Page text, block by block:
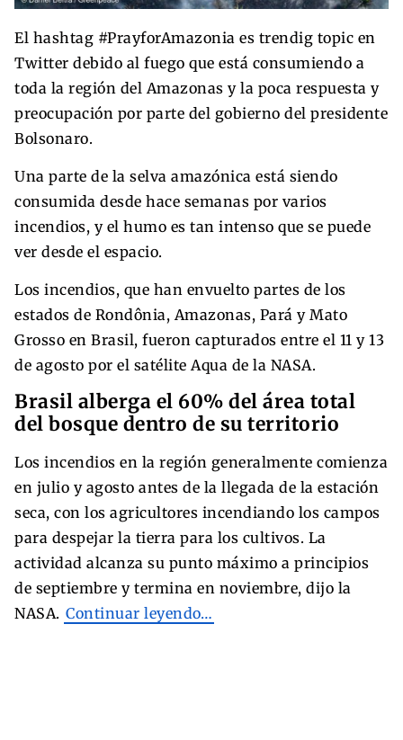
El hashtag #PrayforAmazonia es trendig topic en
Twitter debido al fuego que está consumiendo a
toda la región del Amazonas y la poca respuesta y
preocupación por parte del gobierno del presidente
Bolsonaro.
Una parte de la selva amazónica está siendo
consumida desde hace semanas por varios
incendios, y el humo es tan intenso que se puede
ver desde el espacio.
Los incendios, que han envuelto partes de los
estados de Rondônia, Amazonas, Pará y Mato
Grosso en Brasil, fueron capturados entre el 11 y 13
de agosto por el satélite Aqua de la NASA.
Brasil alberga el 60% del área total
del bosque dentro de su territorio
Los incendios en la región generalmente comienza
en julio y agosto antes de la llegada de la estación
seca, con los agricultores incendiando los campos
para despejar la tierra para los cultivos. La
actividad alcanza su punto máximo a principios
de septiembre y termina en noviembre, dijo la
NASA. Continuar leyendo…